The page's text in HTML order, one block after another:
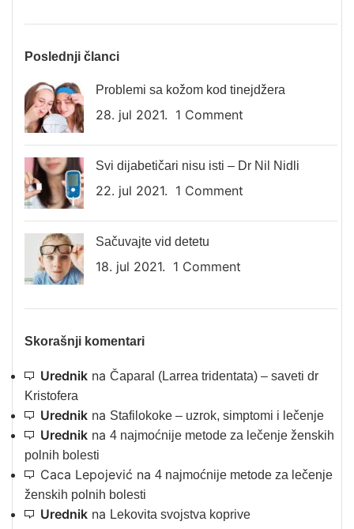
Poslednji članci
Problemi sa kožom kod tinejdžera
28. jul 2021. 1 Comment
Svi dijabetičari nisu isti – Dr Nil Nidli
22. jul 2021. 1 Comment
Sačuvajte vid detetu
18. jul 2021. 1 Comment
Skorašnji komentari
Urednik na Čaparal (Larrea tridentata) – saveti dr
Kristofera
Urednik na Stafilokoke – uzrok, simptomi i lečenje
Urednik na 4 najmoćnije metode za lečenje ženskih
polnih bolesti
Caca Lepojević na 4 najmoćnije metode za lečenje
ženskih polnih bolesti
Urednik na Lekovita svojstva koprive